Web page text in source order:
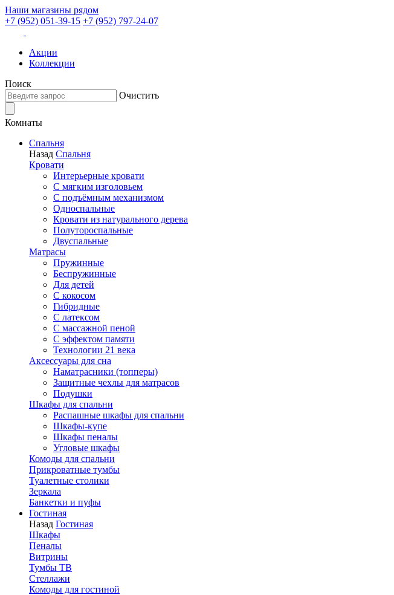
Наши магазины рядом
+7 (952) 051-39-15 +7 (952) 797-24-07
Акции
Коллекции
Поиск
Очистить
Комнаты
Спальня
Назад Спальня
Кровати
Интерьерные кровати
С мягким изголовьем
С подъёмным механизмом
Односпальные
Кровати из натурального дерева
Полутороспальные
Двуспальные
Матрасы
Пружинные
Беспружинные
Для детей
C кокосом
Гибридные
С латексом
С массажной пеной
С эффектом памяти
Технологии 21 века
Аксессуары для сна
Наматрасники (топперы)
Защитные чехлы для матрасов
Подушки
Шкафы для спальни
Распашные шкафы для спальни
Шкафы-купе
Шкафы пеналы
Угловые шкафы
Комоды для спальни
Прикроватные тумбы
Туалетные столики
Зеркала
Банкетки и пуфы
Гостиная
Назад Гостиная
Шкафы
Пеналы
Витрины
Тумбы ТВ
Стеллажи
Комоды для гостиной